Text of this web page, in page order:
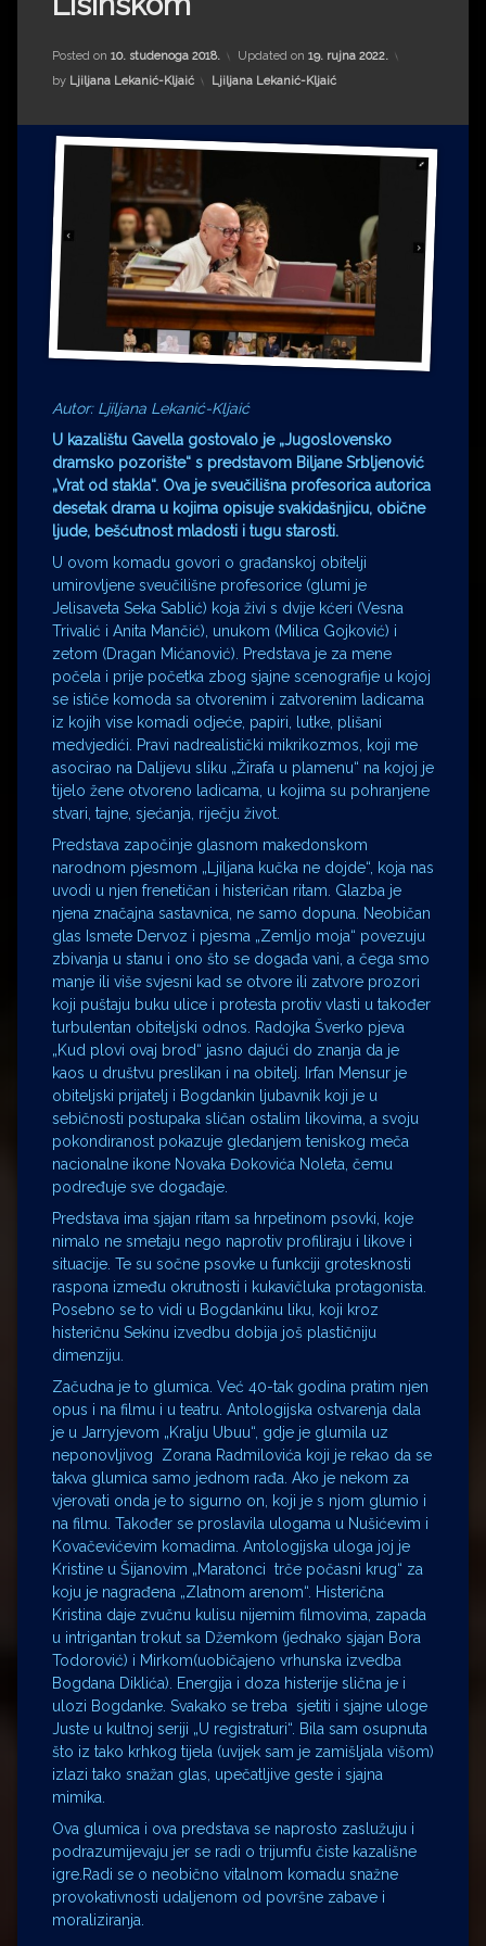
Impressum
Milenko Strižak
Drugi autori
Drugi autori
Ljiljana Lekanić-Kljaić
Željko Krznarić
Mario Lovreković
Miroslav Šantek
Posted on 10. studenoga 2018. Updated on 19. rujna 2022.
by Ljiljana Lekanić-Kljaić Kategorije:
Ljiljana Lekanić-Kljaić
Autor: Ljiljana Lekanić-Kljaić
U kazalištu Gavella gostovalo je „Jugoslovensko
dramsko pozorište“ s predstavom Biljane Srbljenović
„Vrat od stakla“. Ova je sveučilišna profesorica autorica
desetak drama u kojima opisuje svakidašnjicu, obične
ljude, bešćutnost mladosti i tugu starosti.
U ovom komadu govori o građanskoj obitelji
umirovljene sveučilišne profesorice (glumi je
Jelisaveta Seka Sablić) koja živi s dvije kćeri (Vesna
Trivalić i Anita Mančić), unukom (Milica Gojković) i
zetom (Dragan Mićanović). Predstava je za mene
počela i prije početka zbog sjajne scenografije u kojoj
se ističe komoda sa otvorenim i zatvorenim ladicama
iz kojih vise komadi odjeće, papiri, lutke, plišani
medvjedići. Pravi nadrealistički mikrikozmos, koji me
asocirao na Dalijevu sliku „Žirafa u plamenu“ na kojoj je
tijelo žene otvoreno ladicama, u kojima su pohranjene
stvari, tajne, sjećanja, riječju život.
Predstava započinje glasnom makedonskom
narodnom pjesmom „Ljiljana kučka ne dojde“, koja nas
uvodi u njen frenetičan i histeričan ritam. Glazba je
njena značajna sastavnica, ne samo dopuna. Neobičan
glas Ismete Dervoz i pjesma „Zemljo moja“ povezuju
zbivanja u stanu i ono što se događa vani, a čega smo
manje ili više svjesni kad se otvore ili zatvore prozori
koji puštaju buku ulice i protesta protiv vlasti u također
turbulentan obiteljski odnos. Radojka Šverko pjeva
„Kud plovi ovaj brod“ jasno dajući do znanja da je
kaos u društvu preslikan i na obitelj. Irfan Mensur je
obiteljski prijatelj i Bogdankin ljubavnik koji je u
sebičnosti postupaka sličan ostalim likovima, a svoju
pokondiranost pokazuje gledanjem teniskog meča
nacionalne ikone Novaka Đokovića Noleta, čemu
podređuje sve događaje.
Predstava ima sjajan ritam sa hrpetinom psovki, koje
nimalo ne smetaju nego naprotiv profiliraju i likove i
situacije. Te su sočne psovke u funkciji grotesknosti
raspona između okrutnosti i kukavičluka protagonista.
Posebno se to vidi u Bogdankinu liku, koji kroz
histeričnu Sekinu izvedbu dobija još plastičniju
dimenziju.
Začudna je to glumica. Već 40-tak godina pratim njen
opus i na filmu i u teatru. Antologijska ostvarenja dala
je u Jarryjevom „Kralju Ubuu“, gdje je glumila uz
neponovljivog Zorana Radmilovića koji je rekao da se
takva glumica samo jednom rađa. Ako je nekom za
vjerovati onda je to sigurno on, koji je s njom glumio i
na filmu. Također se proslavila ulogama u Nušićevim i
Kovačevićevim komadima. Antologijska uloga joj je
Kristine u Šijanovim „Maratonci trče počasni krug“ za
koju je nagrađena „Zlatnom arenom“. Histerična
Kristina daje zvučnu kulisu nijemim filmovima, zapada
u intrigantan trokut sa Džemkom (jednako sjajan Bora
Todorović) i Mirkom(uobičajeno vrhunska izvedba
Bogdana Diklića). Energija i doza histerije slična je i
ulozi Bogdanke. Svakako se treba sjetiti i sjajne uloge
Juste u kultnoj seriji „U registraturi“. Bila sam osupnuta
što iz tako krhkog tijela (uvijek sam je zamišljala višom)
izlazi tako snažan glas, upečatljive geste i sjajna
mimika.
Ova glumica i ova predstava se naprosto zaslužuju i
podrazumijevaju jer se radi o trijumfu čiste kazališne
igre.Radi se o neobično vitalnom komadu snažne
provokativnosti udaljenom od površne zabave i
moraliziranja.